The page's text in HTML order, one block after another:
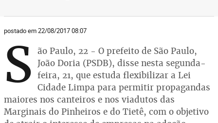
postado em 22/08/2017 08:07
S ão Paulo, 22 - O prefeito de São Paulo,
João Doria (PSDB), disse nesta segunda-
feira, 21, que estuda flexibilizar a Lei
Cidade Limpa para permitir propagandas
maiores nos canteiros e nos viadutos das
Marginais do Pinheiros e do Tietê, com o objetivo